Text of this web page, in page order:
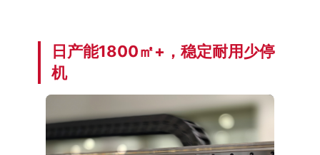
日产能1800㎡+，稳定耐用少停
机